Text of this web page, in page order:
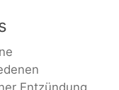
Entzündung